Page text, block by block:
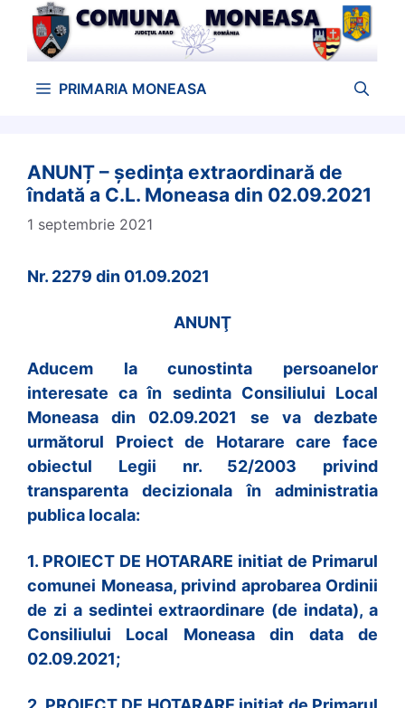
conținut
PRIMARIA MONEASA
ANUNȚ – ședința extraordinară de
îndată a C.L. Moneasa din 02.09.2021
1 septembrie 2021
Nr. 2279 din 01.09.2021
ANUNŢ
Aducem la cunostinta persoanelor
interesate ca în sedinta Consiliului Local
Moneasa din 02.09.2021 se va dezbate
următorul Proiect de Hotarare care face
obiectul Legii nr. 52/2003 privind
transparenta decizionala în administratia
publica locala:
1. PROIECT DE HOTARARE initiat de Primarul
comunei Moneasa, privind aprobarea Ordinii
de zi a sedintei extraordinare (de indata), a
Consiliului Local Moneasa din data de
02.09.2021;